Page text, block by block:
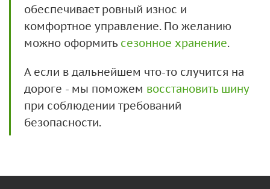
обеспечивает ровный износ и
комфортное управление. По желанию
можно оформить сезонное хранение.
А если в дальнейшем что-то случится на
дороге - мы поможем восстановить шину
при соблюдении требований
безопасности.